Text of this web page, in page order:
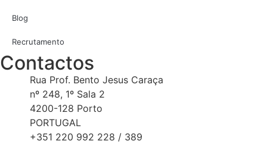
Blog
Recrutamento
Contactos
Rua Prof. Bento Jesus Caraça
nº 248, 1º Sala 2
4200-128 Porto
PORTUGAL
+351 220 992 228 / 389